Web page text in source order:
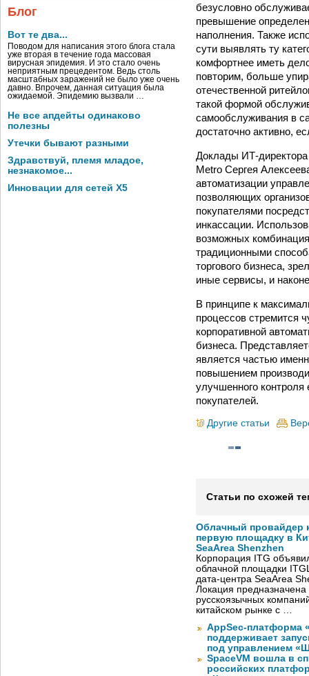
Блог
Вот те два...
Поводом для написания этого блога стала
уже вторая в течение года массовая
вирусная эпидемия. И это стало очень
неприятным прецедентом. Ведь столь
масштабных заражений не было уже очень
давно. Впрочем, данная ситуация была
ожидаемой. Эпидемию вызвали …
Не все апдейты одинаково
полезны
Утечки бывают разными
Здравствуй, племя младое,
незнакомое...
Инновации для сетей X5
безусловно
превышение
наполнения. Также
сути выявлять ту
комфортнее иметь
повторим, больше
отечественной
такой формой
самообслуживания в
достаточно активно,
Доклады ИТ-директора
Metro Сергея
автоматизации
позволяющих
покупателями
инкассации.
возможных
традиционными
торгового бизнеса,
иные сервисы, и
В принципе к
процессов стремится
корпоративной
бизнеса.
является частью
повышением
улучшенного
покупателей.
Другие статьи
Статьи по схожей
Облачный провайдер
первую площадку в
SeaArea Shenzhen
Корпорация ITG
облачной площадки
дата-центра SeaArea
Локация предназначена
русскоязычных
китайском рынке с …
AppSec-платформа
поддерживает
под управлением
SpaceVM вошла в
российских